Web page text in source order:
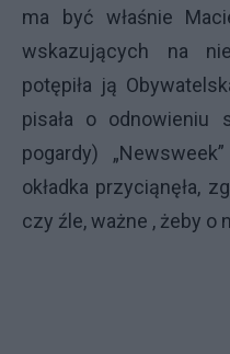
ma być właśnie
wskazujących na
potępiła ją
pisała o odnowieniu
pogardy)
okładka przyciąnęła,
czy źle, ważne , żeby o